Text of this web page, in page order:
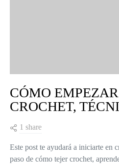
CÓMO
CROCHET,
1 share
Este post te ayudará a iniciarte en
paso de cómo tejer crochet,